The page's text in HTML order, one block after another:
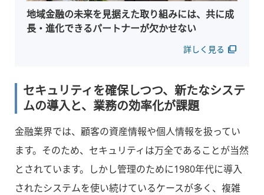
地域金融の未来を見据えた取り組みには、共に成
長・進化できるパートナーが欠かせない
詳しく見る filter_none
セキュリティを確保しつつ、新たなシステ
ムの導入と、業務の効率化が課題
金融業界では、顧客の資産情報や個人情報を扱ってい
ます。そのため、セキュリティは万全であることが当然
とされています。しかし管理のために1980年代に導入
されたシステムを使い続けているケースが多く、複雑